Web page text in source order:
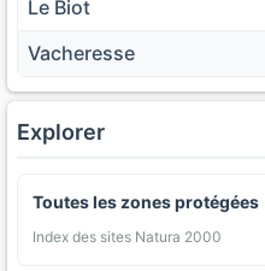
Le Biot
Vacheresse
Explorer
Toutes les zones protégées
Index des sites Natura 2000